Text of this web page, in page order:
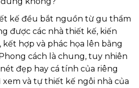
kế đều bắt nguồn từ gu thẩm
được các nhà thiết kế, kiến
hợp và phác họa lên bằng
cách là chung, tuy nhiên
nét đẹp hay cá tính của riêng
xem và tự thiết kế ngôi nhà của